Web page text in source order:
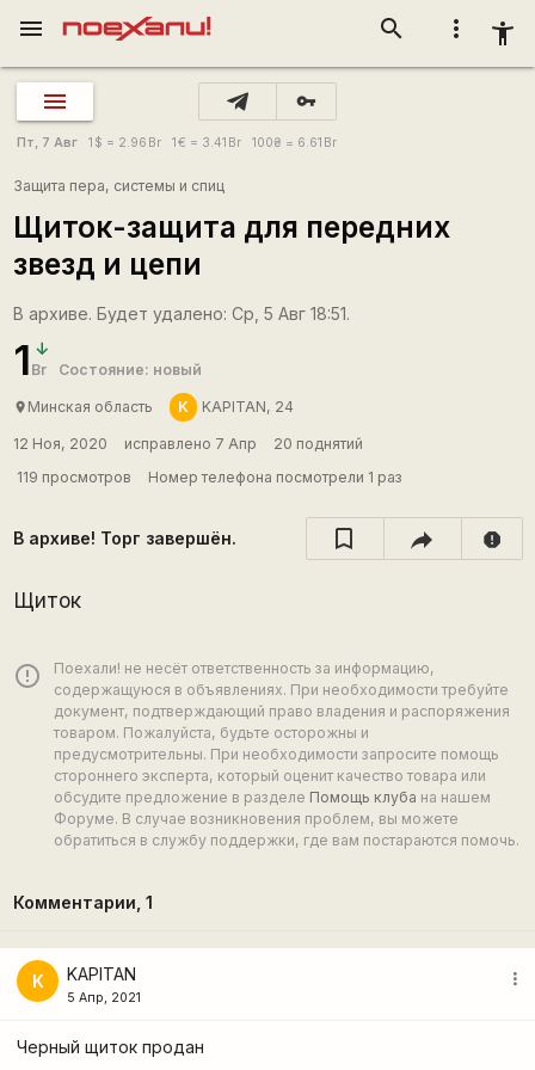
more_vert accessibility_new
search
menu
vpn_key
Пт, 7 Авг 1 $ = 2.96 Br 1€ = 3.41 Br 100₴ = 6.61 Br
Защита пера, системы и спиц
Щиток-защита для передних
звезд и цепи
В архиве. Будет удалено: Ср, 5 Авг 18:51.
1 Br Состояние: новый
place Минская область K KAPITAN, 24
12 Ноя, 2020 исправлено 7 Апр
20 поднятий
119 просмотров
Номер телефона посмотрели 1 раз
В архиве! Торг завершён. report
Щиток
error_outline
Поехали! не несёт ответственность за информацию,
содержащуюся в объявлениях. При необходимости требуйте
документ, подтверждающий право владения и распоряжения
товаром. Пожалуйста, будьте осторожны и
предусмотрительны. При необходимости запросите помощь
стороннего эксперта, который оценит качество товара или
обсудите предложение в разделе Помощь клуба на нашем
Форуме. В случае возникновения проблем, вы можете
обратиться в службу поддержки, где вам постараются помочь.
Комментарии, 1
K KAPITAN
5 Апр, 2021
more_vert
Черный щиток продан